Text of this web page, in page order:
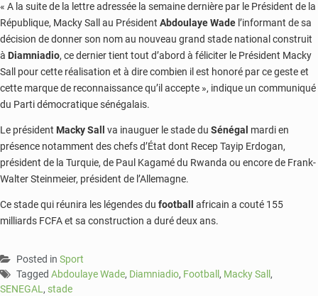
« A la suite de la lettre adressée la semaine dernière par le Président de la
République, Macky Sall au Président Abdoulaye Wade l’informant de sa
décision de donner son nom au nouveau grand stade national construit
à Diamniadio, ce dernier tient tout d’abord à féliciter le Président Macky
Sall pour cette réalisation et à dire combien il est honoré par ce geste et
cette marque de reconnaissance qu’il accepte », indique un communiqué
du Parti démocratique sénégalais.
Le président Macky Sall va inauguer le stade du Sénégal mardi en
présence notamment des chefs d’État dont Recep Tayip Erdogan,
président de la Turquie, de Paul Kagamé du Rwanda ou encore de Frank-
Walter Steinmeier, président de l’Allemagne.
Ce stade qui réunira les légendes du football africain a couté 155
milliards FCFA et sa construction a duré deux ans.
Posted in Sport
Tagged Abdoulaye Wade, Diamniadio, Football , Macky Sall ,
SENEGAL , stade